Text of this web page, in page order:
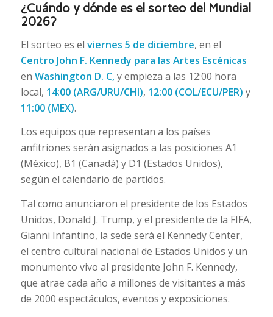
¿Cuándo y dónde es el sorteo del Mundial
2026?
El sorteo es el viernes 5 de diciembre, en el
Centro John F. Kennedy para las Artes Escénicas
en Washington D. C,y empieza a las 12:00 hora
local, 14:00 (ARG/URU/CHI), 12:00 (COL/ECU/PER) y
11:00 (MEX).
Los equipos que representan a los países
anfitriones serán asignados a las posiciones A1
(México), B1 (Canadá) y D1 (Estados Unidos),
según el calendario de partidos.
Tal como anunciaron el presidente de los Estados
Unidos, Donald J. Trump, y el presidente de la FIFA,
Gianni Infantino, la sede será el Kennedy Center,
el centro cultural nacional de Estados Unidos y un
monumento vivo al presidente John F. Kennedy,
que atrae cada año a millones de visitantes a más
de 2000 espectáculos, eventos y exposiciones.